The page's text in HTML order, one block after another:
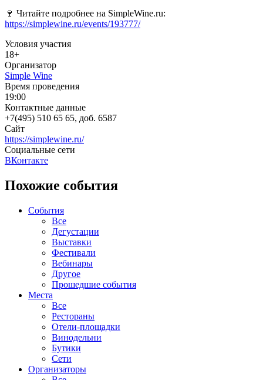
🍷 Читайте подробнее на SimpleWine.ru:
https://simplewine.ru/events/193777/
Условия участия
18+
Организатор
Simple Wine
Время проведения
19:00
Контактные данные
+7(495) 510 65 65, доб. 6587
Сайт
https://simplewine.ru/
Социальные сети
ВКонтакте
Похожие события
События
Все
Дегустации
Выставки
Фестивали
Вебинары
Другое
Прошедшие события
Места
Все
Рестораны
Отели-площадки
Винодельни
Бутики
Сети
Организаторы